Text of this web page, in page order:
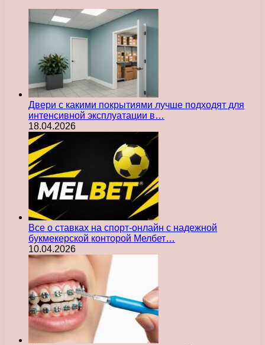
Двери с какими покрытиями лучше подходят для
интенсивной эксплуатации в…
18.04.2026
Все о ставках на спорт-онлайн с надежной
букмекерской конторой Мелбет…
10.04.2026